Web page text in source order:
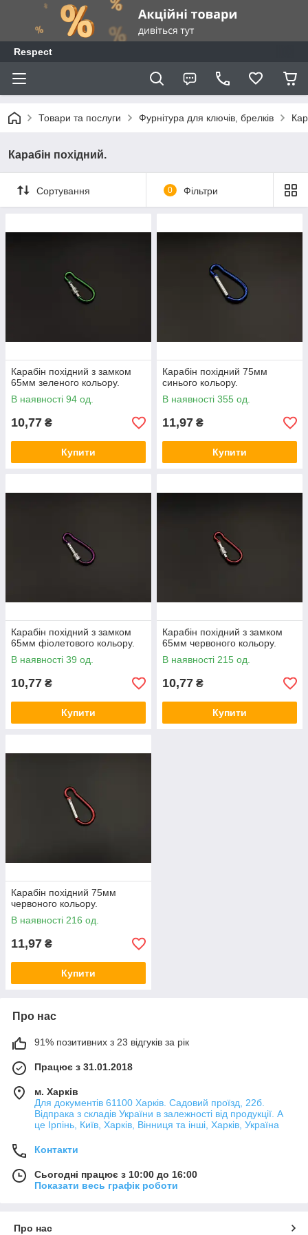
Respect
Товари та послуги Фурнітура для ключів, брелків
Карабін похідний.
Сортування 0 Фільтри
Карабін похідний з замком
65мм зеленого кольору.
В наявності 94 од.
10,77 ₴
Купити
Карабін похідний 75мм
синього кольору.
В наявності 355 од.
11,97 ₴
Купити
Карабін похідний з замком
65мм фіолетового кольору.
В наявності 39 од.
10,77 ₴
Купити
Карабін похідний з замком
65мм червоного кольору.
В наявності 215 од.
10,77 ₴
Купити
Карабін похідний 75мм
червоного кольору.
В наявності 216 од.
11,97 ₴
Купити
Про нас
91% позитивних з 23 відгуків за рік
Працює з 31.01.2018
м. Харків
Для документів 61100 Харків. Садовий проїзд, 22б.
Відпрака з складів України в залежності від продукції. А
це Ірпінь, Київ, Харків, Вінниця та інші, Харків, Україна
Контакти
Сьогодні працює з 10:00 до 16:00
Показати весь графік роботи
Про нас